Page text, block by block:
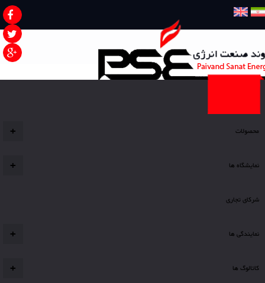
+ محصولات
+ نمایشگاه ها
شرکای تجاری
+ نمایندگی ها
+ کاتالوگ ها
کاتالوگ Huddersfield valves Limited